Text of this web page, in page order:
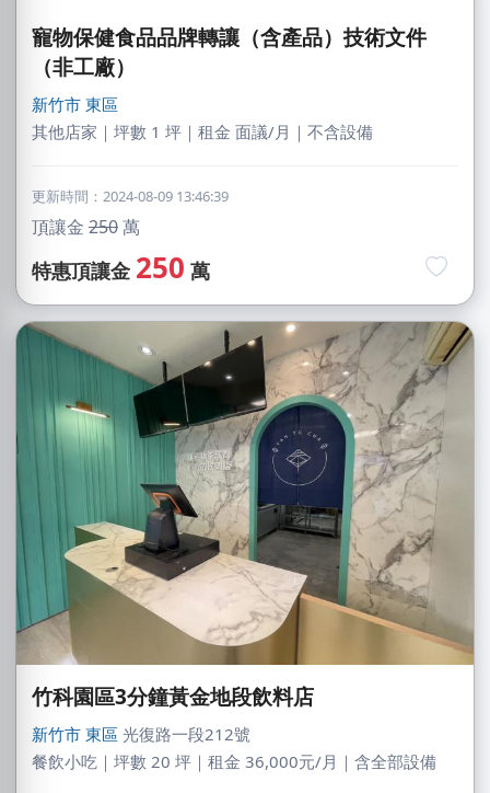
寵物保健食品品牌轉讓（含產品）技術文件
（非工廠）
新竹市 東區
其他店家｜坪數 1 坪｜租金 面議/月｜不含設備
更新時間：2024-08-09 13:46:39
頂讓金 250萬
特惠頂讓金 250 萬
竹科園區3分鐘黃金地段飲料店
新竹市 東區 光復路一段212號
餐飲小吃｜坪數 20 坪｜租金 36,000元/月｜含全部設備